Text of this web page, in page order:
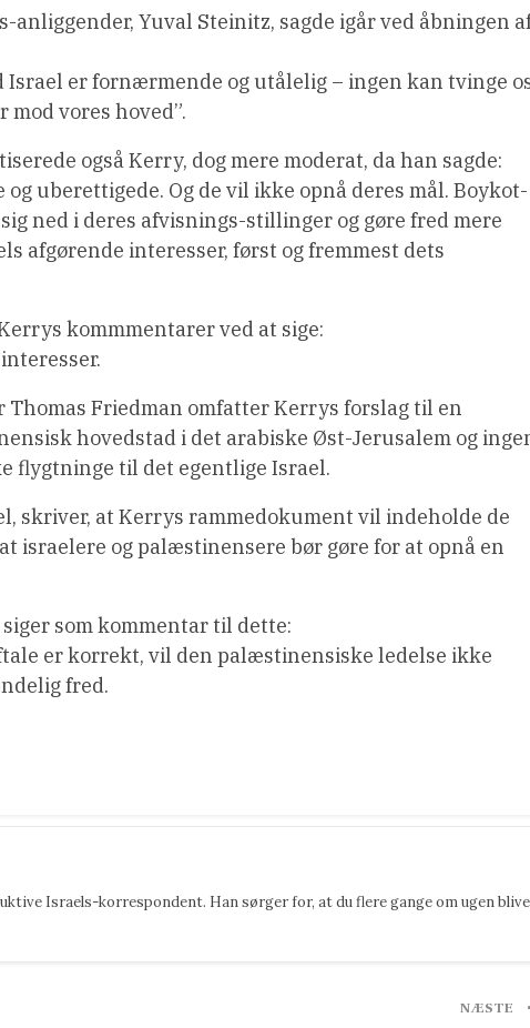
Yuval Steinitz, sagde igår ved åbningen
er fornærmende og utålelig – ingen kan tvinge
vores hoved”.
også Kerry, dog mere moderat, da han sagde:
uberettigede. Og de vil ikke opnå deres mål. Boykot-
ned i deres afvisnings-stillinger og gøre fred mere
afgørende interesser, først og fremmest dets
kommmentarer ved at sige:
Thomas Friedman omfatter Kerrys forslag til en
hovedstad i det arabiske Øst-Jerusalem og
flygtninge til det egentlige Israel.
skriver, at Kerrys rammedokument vil indeholde de
israelere og palæstinensere bør gøre for at opnå en
som kommentar til dette:
er korrekt, vil den palæstinensiske ledelse ikke
fred.
Israels-korrespondent. Han sørger for, at du flere gange om ugen
NÆSTE